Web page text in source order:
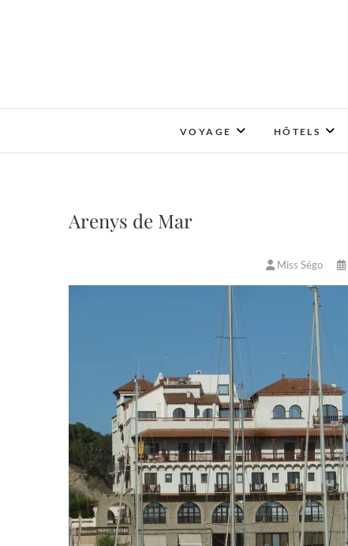
VOYAGE HÔTELS
Arenys de Mar
Miss Ségo